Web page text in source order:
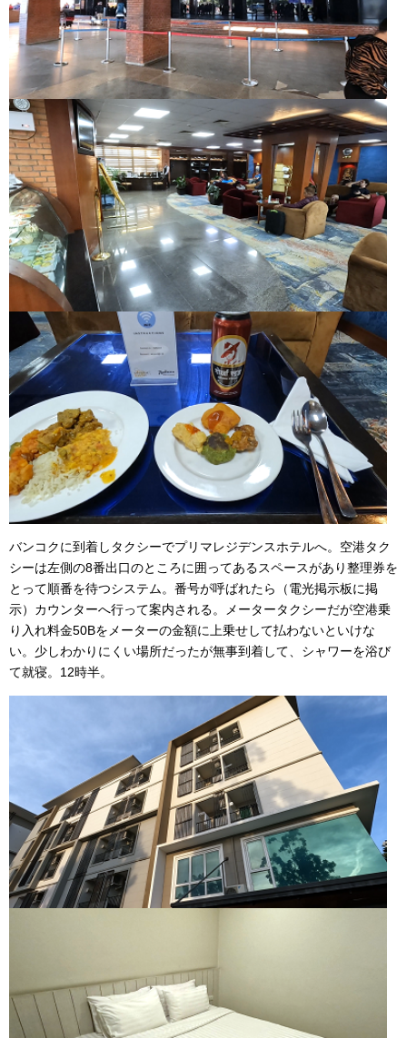
バンコクに到着しタクシーでプリマレジデンスホテルへ。空港タク
シーは左側の8番出口のところに囲ってあるスペースがあり整理券を
とって順番を待つシステム。番号が呼ばれたら（電光掲示板に掲
示）カウンターへ行って案内される。メータータクシーだが空港乗
り入れ料金50Bをメーターの金額に上乗せして払わないといけな
い。少しわかりにくい場所だったが無事到着して、シャワーを浴び
て就寝。12時半。